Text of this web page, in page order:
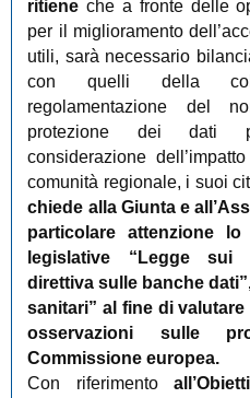
ritiene che a fronte delle
per il miglioramento
utili, sarà necessario
con quelli della
regolamentazione del
protezione dei dati
considerazione
comunità regionale, i suoi
chiede alla Giunta e
particolare attenzione
legislative “Legge sui
direttiva sulle banche
sanitari” al fine di
osservazioni sulle
Commissione europea.
Con riferimento